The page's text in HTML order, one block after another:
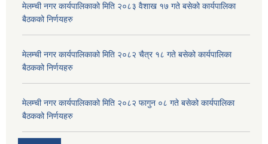
मेलम्ची नगर कार्यपालिकाको मिति २०८३ वैशाख १७ गते बसेको कार्यपालिका
बैठकको निर्णयहरु
मेलम्ची नगर कार्यपालिकाको मिति २०८२ चैत्र १८ गते बसेको कार्यपालिका
बैठकको निर्णयहरु
मेलम्ची नगर कार्यपालिकाको मिति २०८२ फागुन ०८ गते बसेको कार्यपालिका
बैठकको निर्णयहरु